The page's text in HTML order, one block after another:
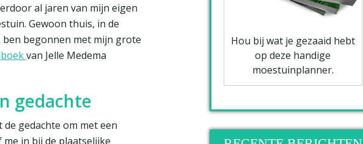
al jaren van mijn eigen
Gewoon thuis, in de
begonnen met mijn grote
boekvan Jelle Medema
gedachte
de gedachte om met een
in bij de plaatselijke
Hou bij wat je gezaaid hebt
op deze handige
moestuinplanner.